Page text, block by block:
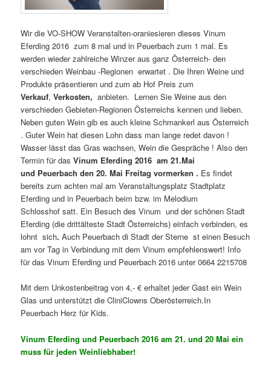
Wir die VO-SHOW Veranstalten-oraniesieren dieses Vinum
Eferding 2016 zum 8 mal und in Peuerbach zum 1 mal. Es
werden wieder zahlreiche Winzer aus ganz Österreich- den
verschieden Weinbau -Regionen erwartet . Die Ihren Weine und
Produkte präsentieren und zum ab Hof Preis zum
Verkauf,Verkosten, anbieten. Lernen Sie Weine aus den
verschieden Gebieten-Regionen Österreichs kennen und lieben.
Neben guten Wein gib es auch kleine Schmankerl aus Österreich
. Guter Wein hat diesen Lohn dass man lange redet davon !
Wasser lässt das Gras wachsen, Wein die Gespräche ! Also den
Termin für dasVinum Eferding 2016 am 21.Mai
und Peuerbach den 20. Mai Freitag vormerken . Es findet
bereits zum achten mal am Veranstaltungsplatz Stadtplatz
Eferding und in Peuerbach beim bzw. im Melodium
Schlosshof satt. Ein Besuch des Vinum und der schönen Stadt
Eferding (die drittälteste Stadt Österreichs) einfach verbinden, es
lohnt sich.Auch Peuerbach di Stadt der Sterne st einen Besuch
am vor Tag in Verbindung mit dem Vinum empfehlenswert! Info
für das Vinum Eferding und Peuerbach 2016 unter 0664 2215708
Mit dem Unkostenbeitrag von 4,- € erhaltet jeder Gast ein Wein
Glas und unterstützt die CliniClowns Oberösterreich.In
Peuerbach Herz für Kids.
Vinum Eferding und Peuerbach 2016 am 21. und 20 Mai ein
muss für jeden Weinliebhaber!